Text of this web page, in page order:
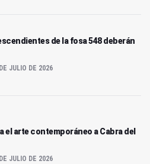
de la fosa 548 deberán
JULIO DE 2026
el arte contemporáneo a Cabra del
JULIO DE 2026